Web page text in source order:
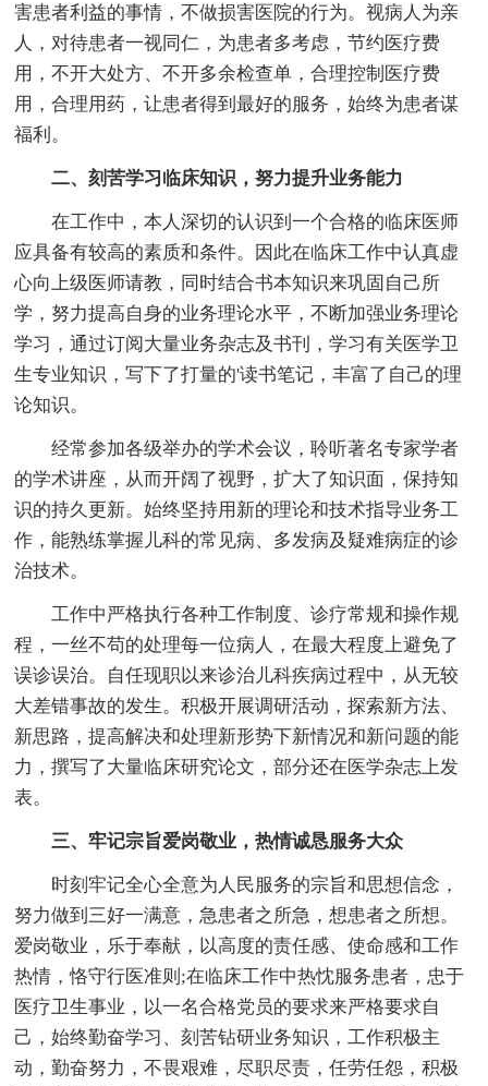
害患者利益的事情，不做损害医院的行为。视病人为亲
人，对待患者一视同仁，为患者多考虑，节约医疗费
用，不开大处方、不开多余检查单，合理控制医疗费
用，合理用药，让患者得到最好的服务，始终为患者谋
福利。
二、刻苦学习临床知识，努力提升业务能力
在工作中，本人深切的认识到一个合格的临床医师
应具备有较高的素质和条件。因此在临床工作中认真虚
心向上级医师请教，同时结合书本知识来巩固自己所
学，努力提高自身的业务理论水平，不断加强业务理论
学习，通过订阅大量业务杂志及书刊，学习有关医学卫
生专业知识，写下了打量的'读书笔记，丰富了自己的理
论知识。
经常参加各级举办的学术会议，聆听著名专家学者
的学术讲座，从而开阔了视野，扩大了知识面，保持知
识的持久更新。始终坚持用新的理论和技术指导业务工
作，能熟练掌握儿科的常见病、多发病及疑难病症的诊
治技术。
工作中严格执行各种工作制度、诊疗常规和操作规
程，一丝不苟的处理每一位病人，在最大程度上避免了
误诊误治。自任现职以来诊治儿科疾病过程中，从无较
大差错事故的发生。积极开展调研活动，探索新方法、
新思路，提高解决和处理新形势下新情况和新问题的能
力，撰写了大量临床研究论文，部分还在医学杂志上发
表。
三、牢记宗旨爱岗敬业，热情诚恳服务大众
时刻牢记全心全意为人民服务的宗旨和思想信念，
努力做到三好一满意，急患者之所急，想患者之所想。
爱岗敬业，乐于奉献，以高度的责任感、使命感和工作
热情，恪守行医准则;在临床工作中热忱服务患者，忠于
医疗卫生事业，以一名合格党员的要求来严格要求自
己，始终勤奋学习、刻苦钻研业务知识，工作积极主
动，勤奋努力，不畏艰难，尽职尽责，任劳任怨，积极